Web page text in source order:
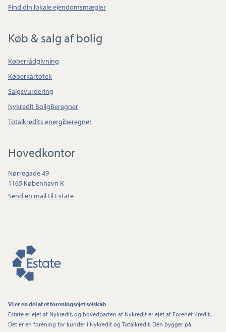
Find din lokale ejendomsmægler
Køb & salg af bolig
Køberrådgivning
Køberkartotek
Salgsvurdering
Nykredit BoligBeregner
Totalkredits energiberegner
Hovedkontor
Nørregade 49
1165 København K
Send en mail til Estate
Vi er en del af et foreningsejet selskab
Estate er ejet af Nykredit, og hovedparten af Nykredit er ejet af Forenet Kredit.
Det er en forening for kunder i Nykredit og Totalkredit. Den bygger på